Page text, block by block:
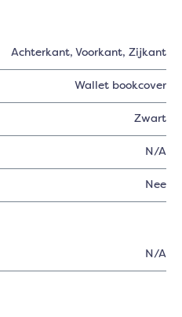
Achterkant, Voorkant, Zijkant
Wallet bookcover
Zwart
N/A
Nee
N/A